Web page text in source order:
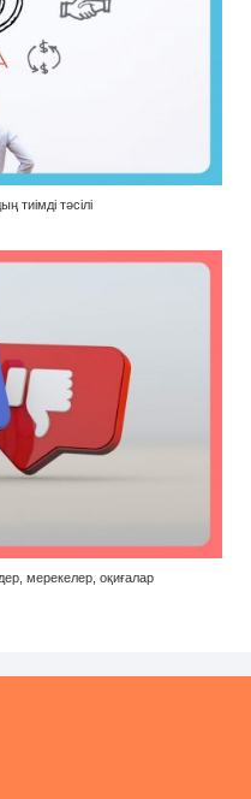
тиімді тәсілі
мерекелер, оқиғалар